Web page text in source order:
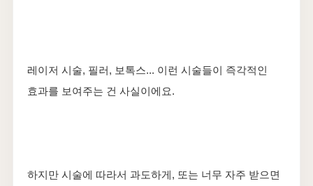
레이저 시술, 필러, 보톡스... 이런 시술들이 즉각적인
효과를 보여주는 건 사실이에요.
하지만 시술에 따라서 과도하게, 또는 너무 자주 받으면